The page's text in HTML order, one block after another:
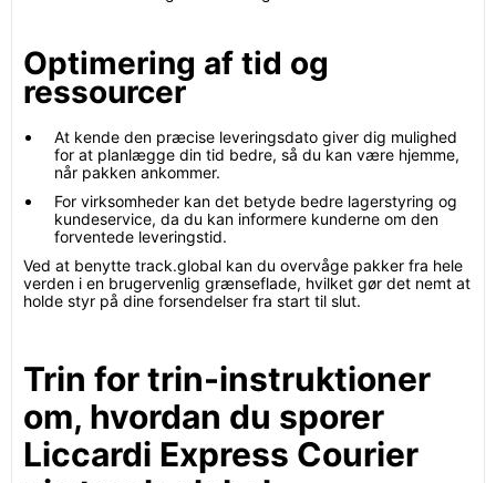
Optimering af tid og
ressourcer
At kende den præcise leveringsdato giver dig mulighed
for at planlægge din tid bedre, så du kan være hjemme,
når pakken ankommer.
For virksomheder kan det betyde bedre lagerstyring og
kundeservice, da du kan informere kunderne om den
forventede leveringstid.
Ved at benytte track.global kan du overvåge pakker fra hele
verden i en brugervenlig grænseflade, hvilket gør det nemt at
holde styr på dine forsendelser fra start til slut.
Trin for trin-instruktioner
om, hvordan du sporer
Liccardi Express Courier